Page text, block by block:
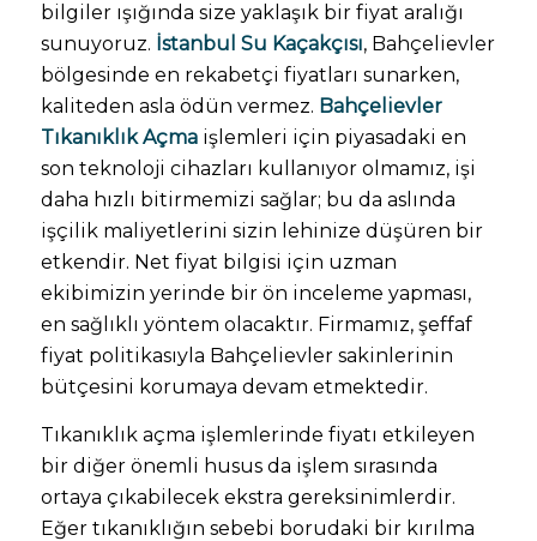
bilgiler ışığında size yaklaşık bir fiyat aralığı
sunuyoruz. İstanbul Su Kaçakçısı, Bahçelievler
bölgesinde en rekabetçi fiyatları sunarken,
kaliteden asla ödün vermez. Bahçelievler
Tıkanıklık Açmaişlemleri için piyasadaki en
son teknoloji cihazları kullanıyor olmamız, işi
daha hızlı bitirmemizi sağlar; bu da aslında
işçilik maliyetlerini sizin lehinize düşüren bir
etkendir. Net fiyat bilgisi için uzman
ekibimizin yerinde bir ön inceleme yapması,
en sağlıklı yöntem olacaktır. Firmamız, şeffaf
fiyat politikasıyla Bahçelievler sakinlerinin
bütçesini korumaya devam etmektedir.
Tıkanıklık açma işlemlerinde fiyatı etkileyen
bir diğer önemli husus da işlem sırasında
ortaya çıkabilecek ekstra gereksinimlerdir.
Eğer tıkanıklığın sebebi borudaki bir kırılma